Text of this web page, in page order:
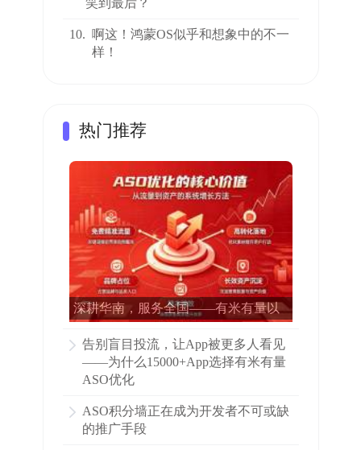
10. 啊这！鸿蒙OS似乎和想象中的不一
样！
热门推荐
深耕华南，服务全国——有米有量以
告别盲目投流，让App被更多人看见
——为什么15000+App选择有米有量
ASO优化
ASO积分墙正在成为开发者不可或缺
的推广手段